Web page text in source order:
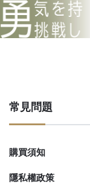
常見問題
購買須知
隱私權政策